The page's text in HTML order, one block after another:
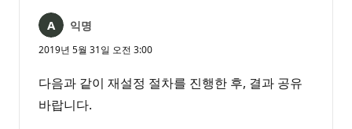
익명
2019년 5월 31일 오전 3:00
다음과 같이 재설정 절차를 진행한 후, 결과 공유
바랍니다.